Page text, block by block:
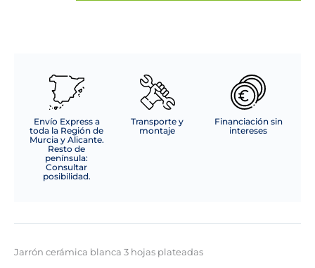
Envío Express a
toda la Región de
Murcia y Alicante.
Resto de
península:
Consultar
posibilidad.
Transporte y
montaje
Financiación sin
intereses
Jarrón cerámica blanca 3 hojas plateadas